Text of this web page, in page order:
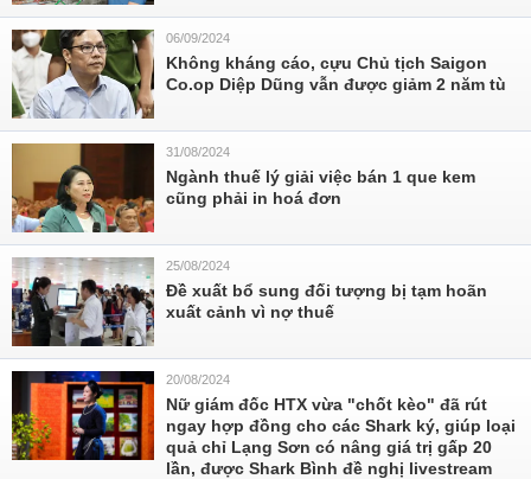
06/09/2024
Không kháng cáo, cựu Chủ tịch Saigon
Co.op Diệp Dũng vẫn được giảm 2 năm tù
31/08/2024
Ngành thuế lý giải việc bán 1 que kem
cũng phải in hoá đơn
25/08/2024
Đề xuất bổ sung đối tượng bị tạm hoãn
xuất cảnh vì nợ thuế
20/08/2024
Nữ giám đốc HTX vừa "chốt kèo" đã rút
ngay hợp đồng cho các Shark ký, giúp loại
quả chỉ Lạng Sơn có nâng giá trị gấp 20
lần, được Shark Bình đề nghị livestream